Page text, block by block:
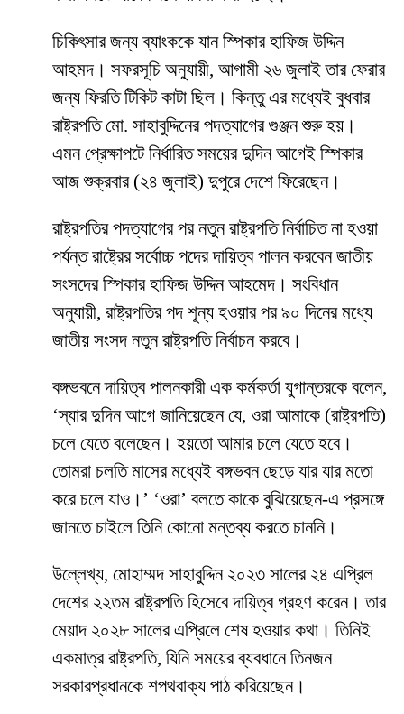
চিকিৎসার জন্য ব্যাংককে যান স্পিকার হাফিজ উদ্দিন
আহমদ। সফরসূচি অনুযায়ী, আগামী ২৬ জুলাই তার ফেরার
জন্য ফিরতি টিকিট কাটা ছিল। কিন্তু এর মধ্যেই বুধবার
রাষ্ট্রপতি মো. সাহাবুদ্দিনের পদত্যাগের গুঞ্জন শুরু হয়।
এমন প্রেক্ষাপটে নির্ধারিত সময়ের দুদিন আগেই স্পিকার
আজ শুক্রবার (২৪ জুলাই) দুপুরে দেশে ফিরেছেন।
রাষ্ট্রপতির পদত্যাগের পর নতুন রাষ্ট্রপতি নির্বাচিত না হওয়া
পর্যন্ত রাষ্ট্রের সর্বোচ্চ পদের দায়িত্ব পালন করবেন জাতীয়
সংসদের স্পিকার হাফিজ উদ্দিন আহমেদ। সংবিধান
অনুযায়ী, রাষ্ট্রপতির পদ শূন্য হওয়ার পর ৯০ দিনের মধ্যে
জাতীয় সংসদ নতুন রাষ্ট্রপতি নির্বাচন করবে।
বঙ্গভবনে দায়িত্ব পালনকারী এক কর্মকর্তা যুগান্তরকে বলেন,
‘স্যার দুদিন আগে জানিয়েছেন যে, ওরা আমাকে (রাষ্ট্রপতি)
চলে যেতে বলেছেন। হয়তো আমার চলে যেতে হবে।
তোমরা চলতি মাসের মধ্যেই বঙ্গভবন ছেড়ে যার যার মতো
করে চলে যাও।’ ‘ওরা’ বলতে কাকে বুঝিয়েছেন-এ প্রসঙ্গে
জানতে চাইলে তিনি কোনো মন্তব্য করতে চাননি।
উল্লেখ্য, মোহাম্মদ সাহাবুদ্দিন ২০২৩ সালের ২৪ এপ্রিল
দেশের ২২তম রাষ্ট্রপতি হিসেবে দায়িত্ব গ্রহণ করেন। তার
মেয়াদ ২০২৮ সালের এপ্রিলে শেষ হওয়ার কথা। তিনিই
একমাত্র রাষ্ট্রপতি, যিনি সময়ের ব্যবধানে তিনজন
সরকারপ্রধানকে শপথবাক্য পাঠ করিয়েছেন।